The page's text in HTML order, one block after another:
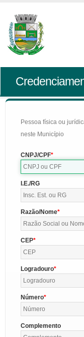
Pessoa física ou
neste Município
CNPJ/CPF
I.E./RG
Razão/Nome
CEP
Logradouro
Número
Complemento